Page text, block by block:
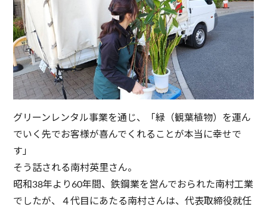
グリーンレンタル事業を通じ、「緑（観葉植物）を運ん
でいく先でお客様が喜んでくれることが本当に幸せで
す」
そう話される南村英里さん。
昭和38年より60年間、鉄鋼業を営んでおられた南村工業
でしたが、４代目にあたる南村さんは、代表取締役就任